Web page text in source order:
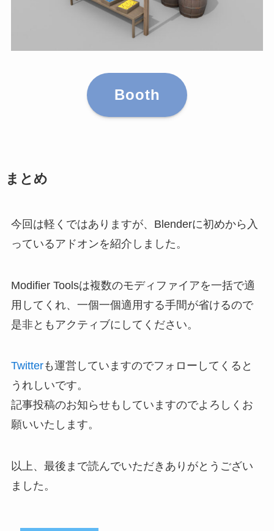
Booth
まとめ
今回は軽くではありますが、Blenderに初めから入
っているアドオンを紹介しました。
Modifier Toolsは複数のモディファイアを一括で適
用してくれ、一個一個適用する手間が省けるので
是非ともアクティブにしてください。
Twitterも運営していますのでフォローしてくると
うれしいです。
記事投稿のお知らせもしていますのでよろしくお
願いいたします。
以上、最後まで読んでいただきありがとうござい
ました。